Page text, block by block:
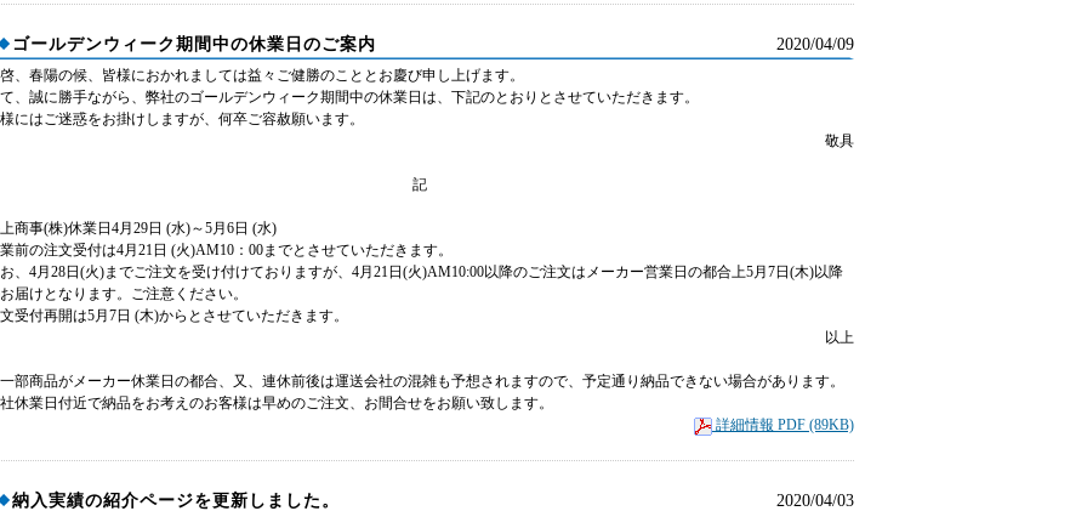
2020/04/09
ゴールデンウィーク期間中の休業日のご案内
、春陽の候、皆様におかれましては益々ご健勝のこととお慶び申し上げます。
、誠に勝手ながら、弊社のゴールデンウィーク期間中の休業日は、下記のとおりとさせていただきます。
にはご迷惑をお掛けしますが、何卒ご容赦願います。
敬具
記
商事(株)休業日4月29日 (水)～5月6日 (水)
前の注文受付は4月21日 (火)AM10：00までとさせていただきます。
、4月28日(火)までご注文を受け付けておりますが、4月21日(火)AM10:00以降のご注文はメーカー営業日の都合上5月7日(木)以降
届けとなります。ご注意ください。
受付再開は5月7日 (木)からとさせていただきます。
以上
一部商品がメーカー休業日の都合、又、連休前後は運送会社の混雑も予想されますので、予定通り納品できない場合があります。
休業日付近で納品をお考えのお客様は早めのご注文、お間合せをお願い致します。
詳細情報 PDF (89KB)
2020/04/03
納入実績の紹介ページを更新しました。